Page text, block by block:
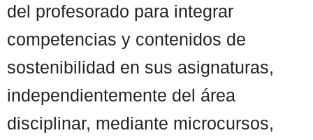
del profesorado para integrar
competencias y contenidos de
sostenibilidad en sus asignaturas,
independientemente del área
disciplinar, mediante microcursos,